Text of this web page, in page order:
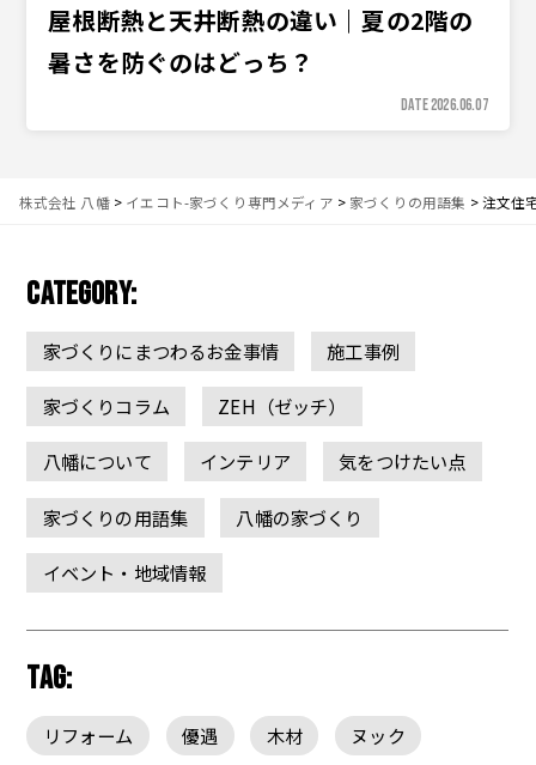
屋根断熱と天井断熱の違い｜夏の2階の
暑さを防ぐのはどっち？
DATE 2026.06.07
株式会社 八幡> イエコト-家づくり専門メディア > 家づくりの用語集 >注文住
CATEGORY:
家づくりにまつわるお金事情 施工事例
家づくりコラム ZEH（ゼッチ）
八幡について インテリア 気をつけたい点
家づくりの用語集 八幡の家づくり
イベント・地域情報
TAG:
リフォーム 優遇 木材 ヌック